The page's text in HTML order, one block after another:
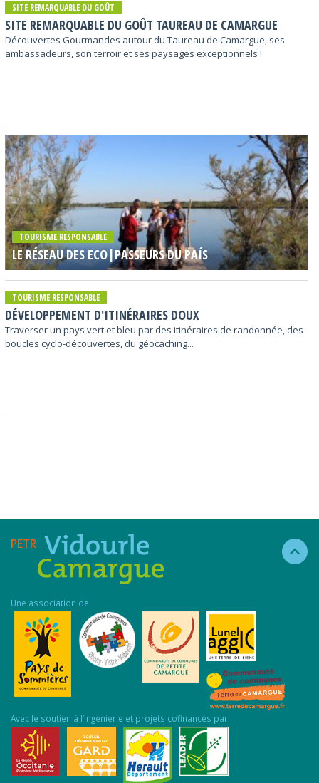
SITE REMARQUABLE DU GOÛT
SITE REMARQUABLE DU GOÛT TAUREAU DE CAMARGUE
Découvertes Gourmandes autour du Taureau de Camargue, ses
ambassadeurs, son terroir et ses paysages exceptionnels !
TOURISME RESPONSABLE
LE RÉSEAU DES ECO|PASSEURS DU PAÍS
TOURISME RESPONSABLE
DÉVELOPPEMENT D'ITINÉRAIRES DOUX
Traverser un pays vert et bleu par des itinéraires de randonnée, des
boucles cyclo-découvertes, du géocaching...
Une association de
Avec le soutien à l’ingénierie et projets cofinancés par